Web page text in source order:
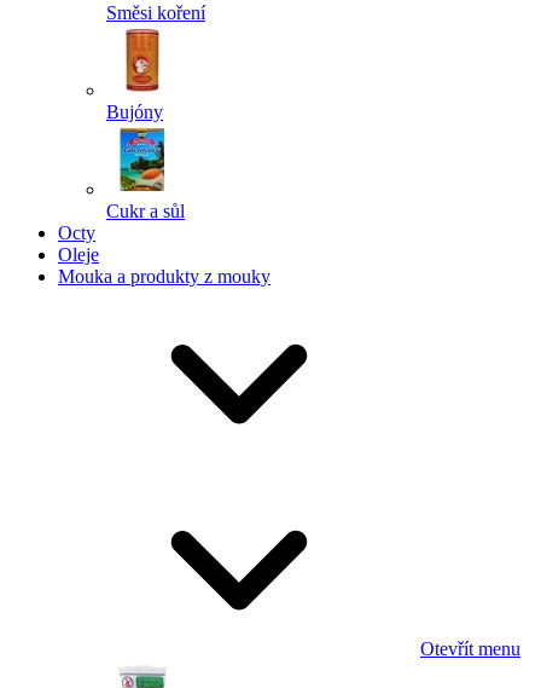
Směsi koření
Bujóny
Cukr a sůl
Octy
Oleje
Mouka a produkty z mouky
Otevřít menu
Powered by chaterimo